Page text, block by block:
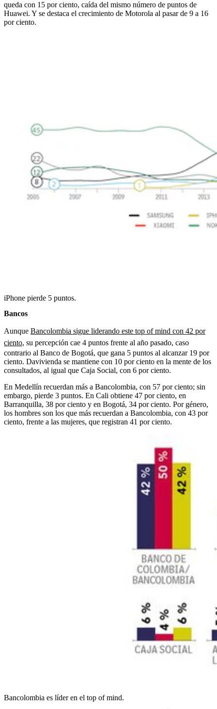
queda con 15 por ciento, caída del mismo número de puntos de
Huawei. Y se destaca el crecimiento de Motorola al pasar de 9 a 16
por ciento.
iPhone pierde 5 puntos.
Bancos
Aunque Bancolombia sigue liderando este top of mind con 42 por
ciento, su percepción cae 4 puntos frente al año pasado, caso
contrario al Banco de Bogotá, que gana 5 puntos al alcanzar 19 por
ciento. Davivienda se mantiene con 10 por ciento en la mente de los
consultados, al igual que Caja Social, con 6 por ciento.
En Medellín recuerdan más a Bancolombia, con 57 por ciento; sin
embargo, pierde 3 puntos. En Cali obtiene 47 por ciento, en
Barranquilla, 38 por ciento y en Bogotá, 34 por ciento. Por género,
los hombres son los que más recuerdan a Bancolombia, con 43 por
ciento, frente a las mujeres, que registran 41 por ciento.
Bancolombia es líder en el top of mind.